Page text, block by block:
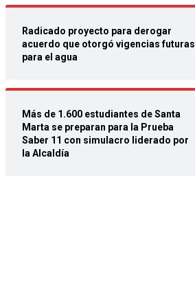
Radicado proyecto para derogar
acuerdo que otorgó vigencias futuras
para el agua
Más de 1.600 estudiantes de Santa
Marta se preparan para la Prueba
Saber 11 con simulacro liderado por
la Alcaldía